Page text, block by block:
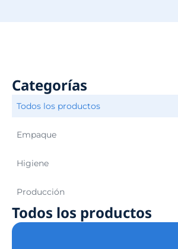
Categorías
Empaque
Higiene
Producción
Todos los productos
Todos los productos